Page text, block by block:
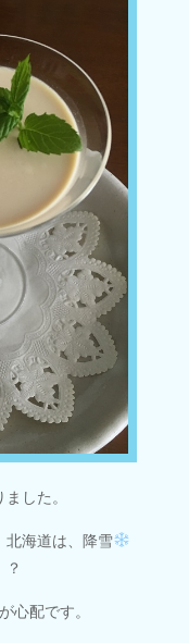
した。
北海道は、降雪
？
心配です。